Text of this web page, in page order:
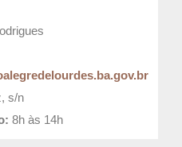
s/n
8h às 14h